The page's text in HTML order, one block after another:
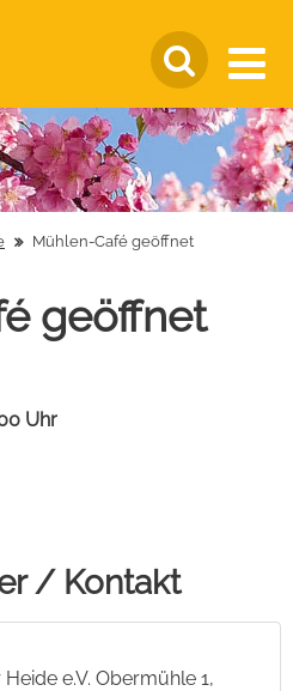
Mühlen-Café geöffnet
geöffnet
Uhr
/ Kontakt
e.V. Obermühle 1,